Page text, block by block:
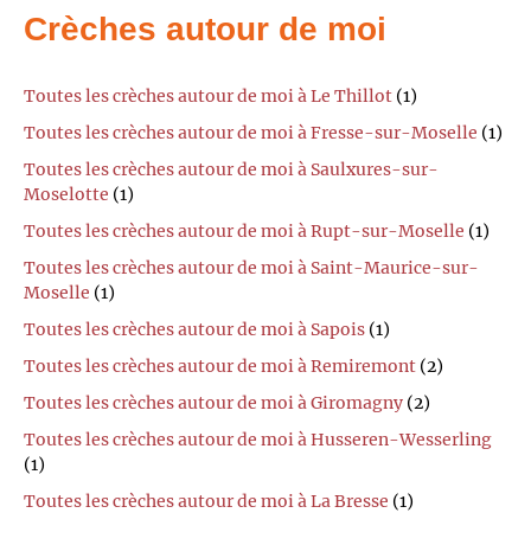
Crèches autour de moi
Toutes les crèches autour de moi à Le Thillot (1)
Toutes les crèches autour de moi à Fresse-sur-Moselle (1)
Toutes les crèches autour de moi à Saulxures-sur-
Moselotte (1)
Toutes les crèches autour de moi à Rupt-sur-Moselle (1)
Toutes les crèches autour de moi à Saint-Maurice-sur-
Moselle (1)
Toutes les crèches autour de moi à Sapois (1)
Toutes les crèches autour de moi à Remiremont (2)
Toutes les crèches autour de moi à Giromagny (2)
Toutes les crèches autour de moi à Husseren-Wesserling
(1)
Toutes les crèches autour de moi à La Bresse (1)